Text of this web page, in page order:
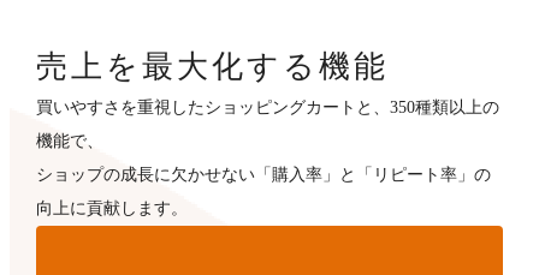
売上を最大化する機能
買いやすさを重視したショッピングカートと、350種類以上の
機能で、
ショップの成長に欠かせない「購入率」と「リピート率」の
向上に貢献します。